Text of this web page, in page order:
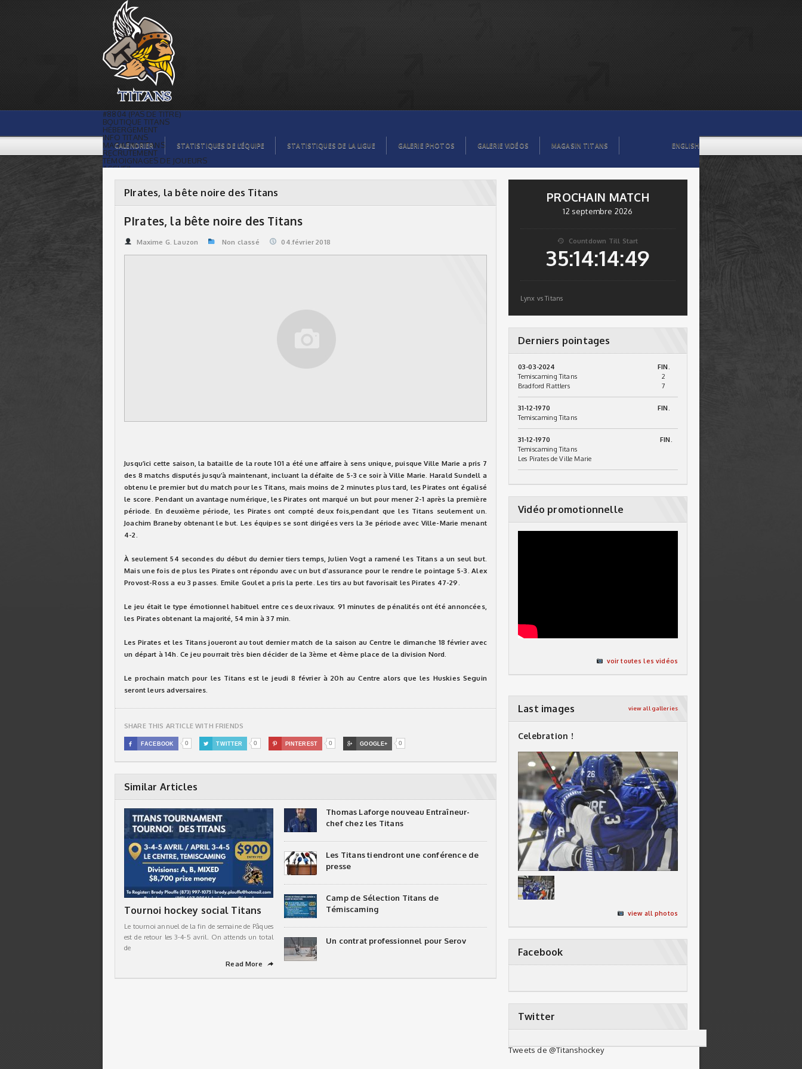
PIrates, la bête noire des Titans |
Titans de témiscaming
#8804 (PAS DE TITRE)
BOUTIQUE TITANS
HÉBERGEMENT
INFO TITANS
MAGASIN TITANS
RECRUTEMENT
TÉMOIGNAGES DE JOUEURS
ACCUEIL
GALERIE PHOTOS
STATISTIQUES
ORGANISATION
CALENDRIER
COMMANDITAIRES
STATISTIQUES DE LA LIGUE
CALENDRIER STATISTIQUES DE L’ÉQUIPE STATISTIQUES DE LA LIGUE GALERIE PHOTOS GALERIE VIDÉOS MAGASIN TITANS ENGLISH
PIrates, la bête noire des Titans
PIrates, la bête noire des Titans
Maxime G. Lauzon Non classé 04.février 2018
Jusqu’ici cette saison, la bataille de la route 101 a été une affaire à sens unique, puisque Ville Marie a pris 7
des 8 matchs disputés jusqu’à maintenant, incluant la défaite de 5-3 ce soir à Ville Marie. Harald Sundell a
obtenu le premier but du match pour les Titans, mais moins de 2 minutes plus tard, les Pirates ont égalisé
le score. Pendant un avantage numérique, les Pirates ont marqué un but pour mener 2-1 après la première
période. En deuxième période, les Pirates ont compté deux fois,pendant que les Titans seulement un.
Joachim Braneby obtenant le but. Les équipes se sont dirigées vers la 3e période avec Ville-Marie menant
4-2.
À seulement 54 secondes du début du dernier tiers temps, Julien Vogt a ramené les Titans a un seul but.
Mais une fois de plus les Pirates ont répondu avec un but d’assurance pour le rendre le pointage 5-3. Alex
Provost-Ross a eu 3 passes. Emile Goulet a pris la perte. Les tirs au but favorisait les Pirates 47-29.
Le jeu était le type émotionnel habituel entre ces deux rivaux. 91 minutes de pénalités ont été annoncées,
les Pirates obtenant la majorité, 54 min à 37 min.
Les Pirates et les Titans joueront au tout dernier match de la saison au Centre le dimanche 18 février avec
un départ à 14h. Ce jeu pourrait très bien décider de la 3ème et 4ème place de la division Nord.
Le prochain match pour les Titans est le jeudi 8 février à 20h au Centre alors que les Huskies Seguin
seront leurs adversaires.
SHARE THIS ARTICLE WITH FRIENDS
 FACEBOOK 0  TWITTER 0  PINTEREST 0  GOOGLE+ 0
Similar Articles
Tournoi hockey social Titans
Le tournoi annuel de la fin de semaine de Pâques
est de retour les 3-4-5 avril. On attends un total
de
Read More
➦
Thomas Laforge nouveau Entraîneur-
chef chez les Titans
Les Titans tiendront une conférence de
presse
Camp de Sélection Titans de
Témiscaming
Un contrat professionnel pour Serov
PROCHAIN MATCH
12 septembre 2026
 Countdown Till Start
35:14:14:49
Lynx vs Titans
Derniers pointages
03-03-2024
FIN.
Temiscaming Titans
2
Bradford Rattlers
7
31-12-1970
FIN.
Temiscaming Titans
31-12-1970
FIN.
Temiscaming Titans
Les Pirates de Ville Marie
Vidéo promotionnelle
voir toutes les vidéos
Last images view all galleries
Celebration !
view all photos
Facebook
Twitter
Tweets de @Titanshockey